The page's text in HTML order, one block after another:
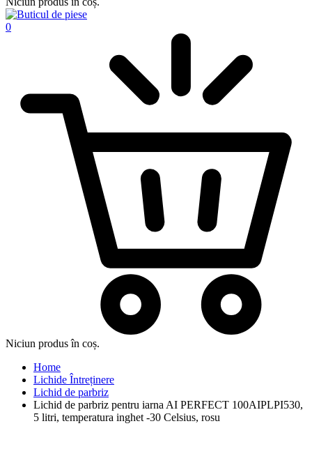
0
Niciun produs în coș.
Home
Lichide Întreținere
Lichid de parbriz
Lichid de parbriz pentru iarna AI PERFECT 100AIPLPI530,
5 litri, temperatura inghet -30 Celsius, rosu